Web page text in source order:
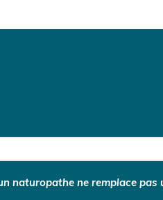
naturopathe ne remplace